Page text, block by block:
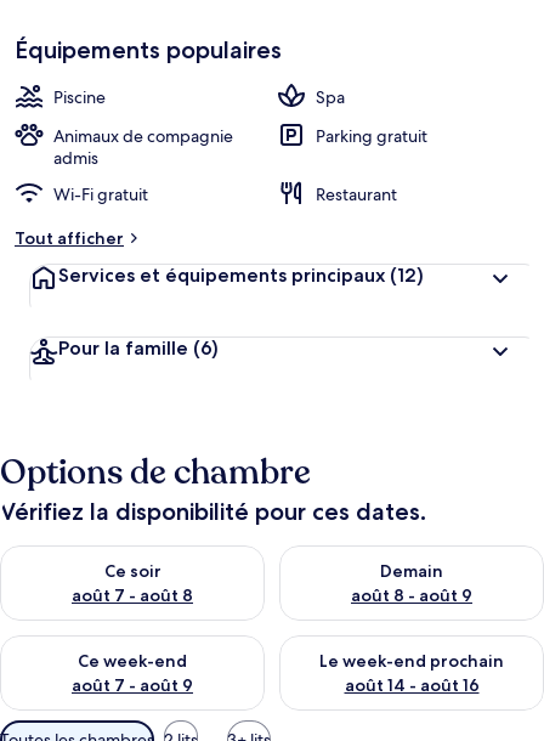
Équipements populaires
Piscine
Spa
Animaux de compagnie
admis
Parking gratuit
Wi-Fi gratuit
Restaurant
Tout afficher
Services et équipements principaux (12)
Pour la famille (6)
Options de chambre
Vérifiez la disponibilité pour ces dates.
Ce soir
août 7 - août 8
Vérifier la disponibilité pour ce soir août 7 - août 8
Demain
août 8 - août 9
Vérifier la disponibilité pour
Ce week-end
août 7 - août 9
Vérifier la disponibilité pour ce week-end août 7 - août 9
Le week-end prochain
août 14 - août 16
Vérifier la disponibilité pour
Filtres